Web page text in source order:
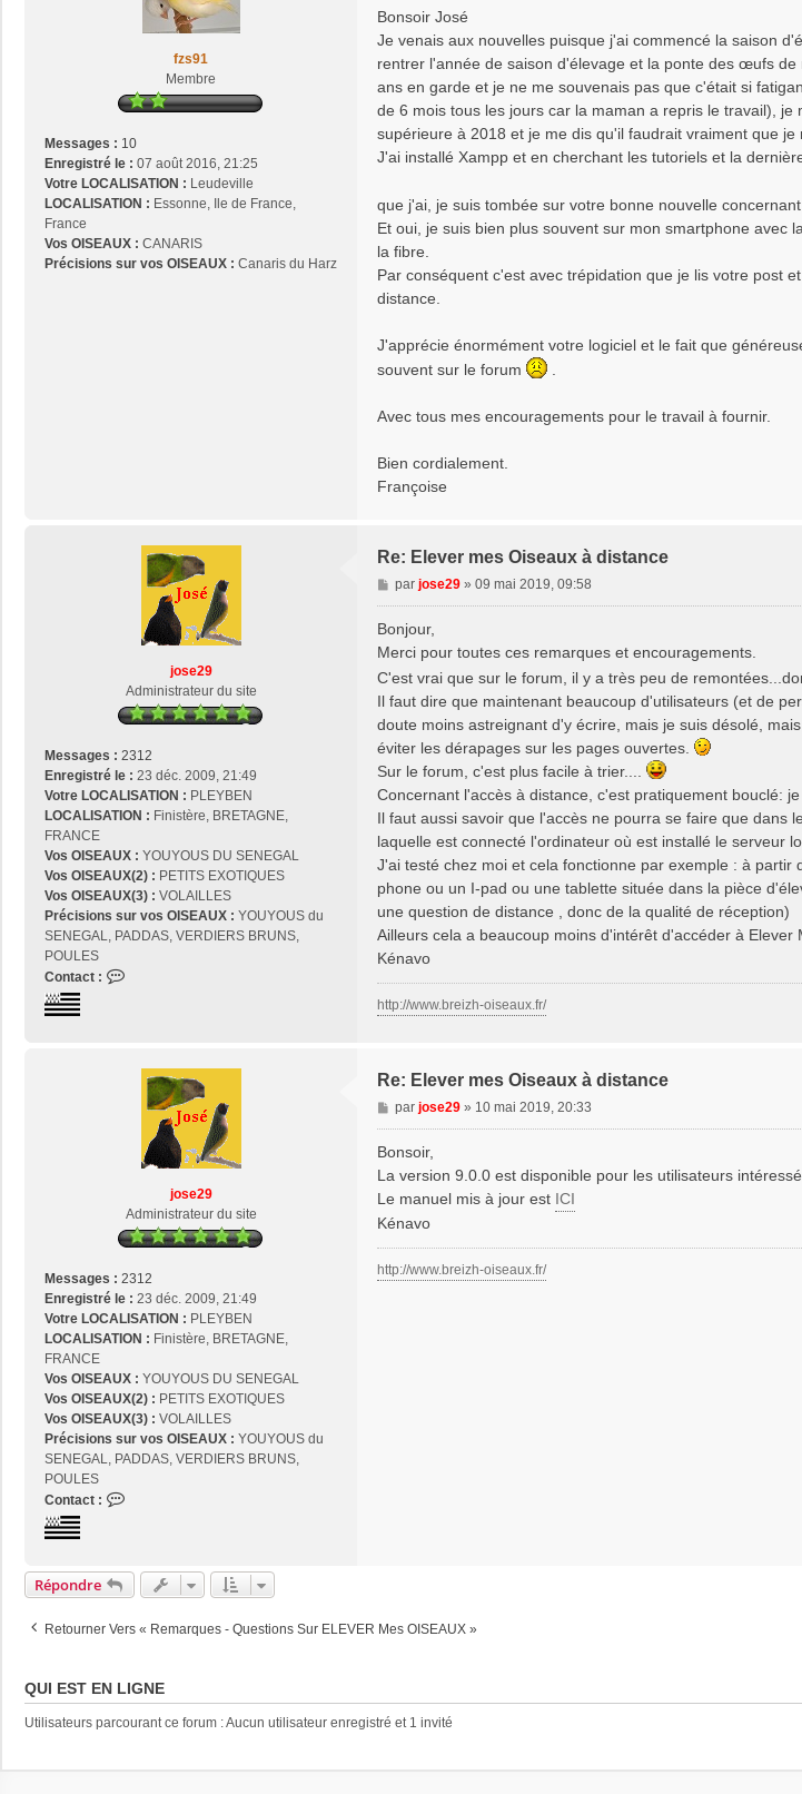
fzs91
Membre
Messages : 10
Enregistré le : 07 août 2016, 21:25
Votre LOCALISATION : Leudeville
LOCALISATION : Essonne, Ile de France,
France
Vos OISEAUX : CANARIS
Précisions sur vos OISEAUX : Canaris du Harz
a
g
e
Bonsoir José
Je venais aux nouvelles puisque j'ai commencé la saison
rentrer l'année de saison d'élevage et la ponte des œufs
ans en garde et je ne me souvenais pas que c'était si
de 6 mois tous les jours car la maman a repris le travail),
supérieure à 2018 et je me dis qu'il faudrait vraiment que je
J'ai installé Xampp et en cherchant les tutoriels et la
que j'ai, je suis tombée sur votre bonne nouvelle
Et oui, je suis bien plus souvent sur mon smartphone avec
la fibre.
Par conséquent c'est avec trépidation que je lis votre post
distance.
J'apprécie énormément votre logiciel et le fait que
souvent sur le forum
Avec tous mes encouragements pour le travail à fournir.
Bien cordialement.
Françoise
jose29
Administrateur du site
Messages : 2312
Enregistré le : 23 déc. 2009, 21:49
Votre LOCALISATION : PLEYBEN
LOCALISATION : Finistère, BRETAGNE,
FRANCE
Vos OISEAUX : YOUYOUS DU SENEGAL
Vos OISEAUX(2) : PETITS EXOTIQUES
Vos OISEAUX(3) : VOLAILLES
Précisions sur vos OISEAUX : YOUYOUS du
SENEGAL, PADDAS, VERDIERS BRUNS,
POULES
Contact :
e
2
Re: Elever mes Oiseaux à distance
M
e
a
g
e
par jose29» 09 mai 2019, 09:58
Bonjour,
Merci pour toutes ces remarques et encouragements.
C'est vrai que sur le forum, il y a très peu de
Il faut dire que maintenant beaucoup d'utilisateurs (et de
doute moins astreignant d'y écrire, mais je suis désolé,
éviter les dérapages sur les pages ouvertes.
Sur le forum, c'est plus facile à trier....
Concernant l'accès à distance, c'est pratiquement bouclé: je
Il faut aussi savoir que l'accès ne pourra se faire que dans
laquelle est connecté l'ordinateur où est installé le serveur
J'ai testé chez moi et cela fonctionne par exemple : à
phone ou un I-pad ou une tablette située dans la pièce
une question de distance , donc de la qualité de réception)
Ailleurs cela a beaucoup moins d'intérêt d'accéder à Elever
Kénavo
http://www.breizh-oiseaux.fr/
jose29
Administrateur du site
Messages : 2312
Enregistré le : 23 déc. 2009, 21:49
Votre LOCALISATION : PLEYBEN
LOCALISATION : Finistère, BRETAGNE,
FRANCE
Vos OISEAUX : YOUYOUS DU SENEGAL
Vos OISEAUX(2) : PETITS EXOTIQUES
Vos OISEAUX(3) : VOLAILLES
Précisions sur vos OISEAUX : YOUYOUS du
SENEGAL, PADDAS, VERDIERS BRUNS,
POULES
Contact :
a
c
e
o
s
Re: Elever mes Oiseaux à distance
M
e
a
g
e
par jose29» 10 mai 2019, 20:33
Bonsoir,
La version 9.0.0 est disponible pour les utilisateurs
Le manuel mis à jour est ICI
Kénavo
http://www.breizh-oiseaux.fr/
Répondre
Retourner Vers « Remarques - Questions Sur ELEVER Mes OISEAUX »
QUI EST EN LIGNE
Utilisateurs parcourant ce forum : Aucun utilisateur enregistré et 1 invité